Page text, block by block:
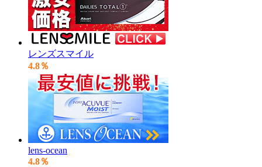
レンズスマイル
4.8％
lens-ocean
4.8％